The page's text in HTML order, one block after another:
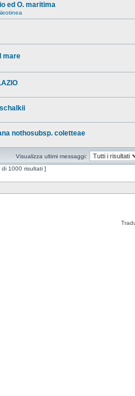
ed O. maritima
mare
nothosubsp. coletteae
Visualizza ultimi messaggi:
1000 risultati ]